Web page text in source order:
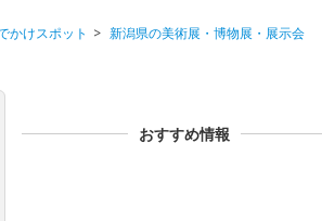
かけスポット
新潟県の美術展・博物展・展示会
おすすめ情報